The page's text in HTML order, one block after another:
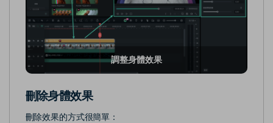
調整身體效果
刪除身體效果
刪除效果的方式很簡單：